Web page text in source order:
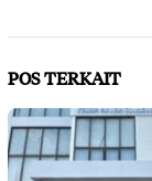
POS TERKAIT